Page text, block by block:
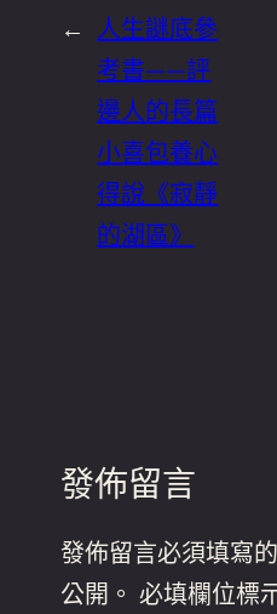
← 人生謎底參
考書——評
邊人的長篇
小喜包養心
得說《寂靜
的湖區》
發佈留言
發佈留言必須填寫
公開。 必填欄位標